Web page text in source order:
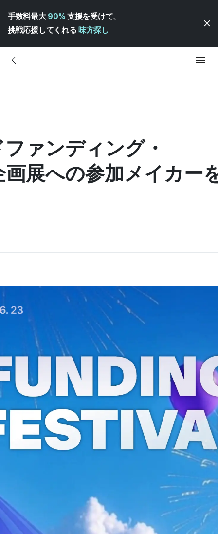
手数料最大 90% 支援を受けて、
挑戦応援してくれる 味方探し
ァンディング・
展への参加メイカー